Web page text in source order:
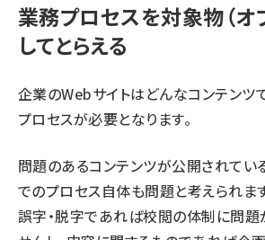
業務プロセスを対象物（オ
してとらえる
企業のWebサイトはどんなコンテンツ
プロセスが必要となります。
問題のあるコンテンツが公開されてい
でのプロセス自体も問題と考えられま
誤字・脱字であれば校閲の体制に問題